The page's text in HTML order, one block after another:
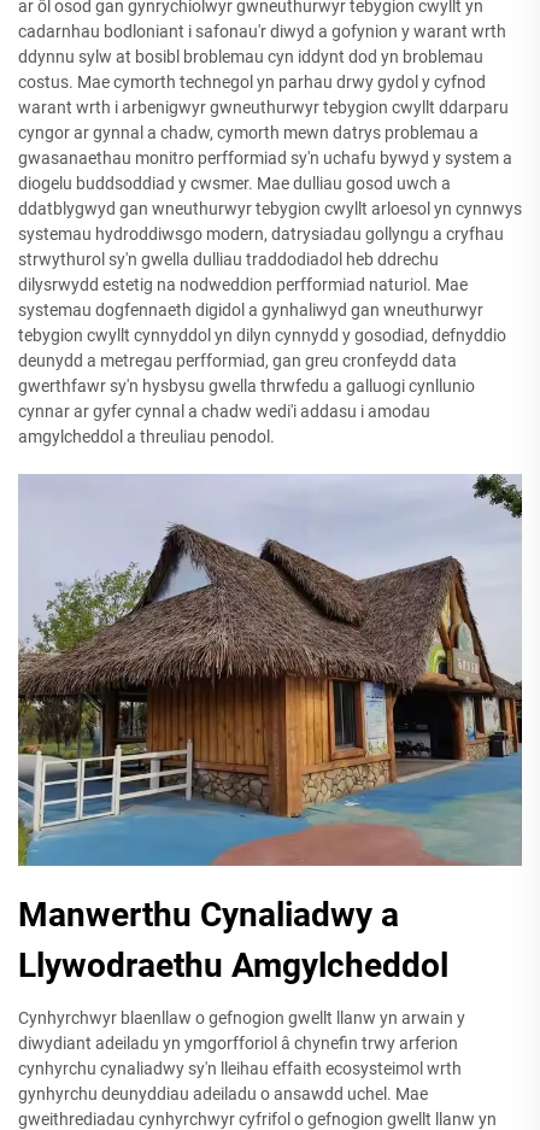
ar ôl osod gan gynrychiolwyr gwneuthurwyr tebygion cwyllt yn
cadarnhau bodloniant i safonau'r diwyd a gofynion y warant wrth
ddynnu sylw at bosibl broblemau cyn iddynt dod yn broblemau
costus. Mae cymorth technegol yn parhau drwy gydol y cyfnod
warant wrth i arbenigwyr gwneuthurwyr tebygion cwyllt ddarparu
cyngor ar gynnal a chadw, cymorth mewn datrys problemau a
gwasanaethau monitro perfformiad sy'n uchafu bywyd y system a
diogelu buddsoddiad y cwsmer. Mae dulliau gosod uwch a
ddatblygwyd gan wneuthurwyr tebygion cwyllt arloesol yn cynnwys
systemau hydroddiwsgo modern, datrysiadau gollyngu a cryfhau
strwythurol sy'n gwella dulliau traddodiadol heb ddrechu
dilysrwydd estetig na nodweddion perfformiad naturiol. Mae
systemau dogfennaeth digidol a gynhaliwyd gan wneuthurwyr
tebygion cwyllt cynnyddol yn dilyn cynnydd y gosodiad, defnyddio
deunydd a metregau perfformiad, gan greu cronfeydd data
gwerthfawr sy'n hysbysu gwella thrwfedu a galluogi cynllunio
cynnar ar gyfer cynnal a chadw wedi'i addasu i amodau
amgylcheddol a threuliau penodol.
Manwerthu Cynaliadwy a
Llywodraethu Amgylcheddol
Cynhyrchwyr blaenllaw o gefnogion gwellt llanw yn arwain y
diwydiant adeiladu yn ymgorfforiol â chynefin trwy arferion
cynhyrchu cynaliadwy sy'n lleihau effaith ecosysteimol wrth
gynhyrchu deunyddiau adeiladu o ansawdd uchel. Mae
gweithrediadau cynhyrchwyr cyfrifol o gefnogion gwellt llanw yn